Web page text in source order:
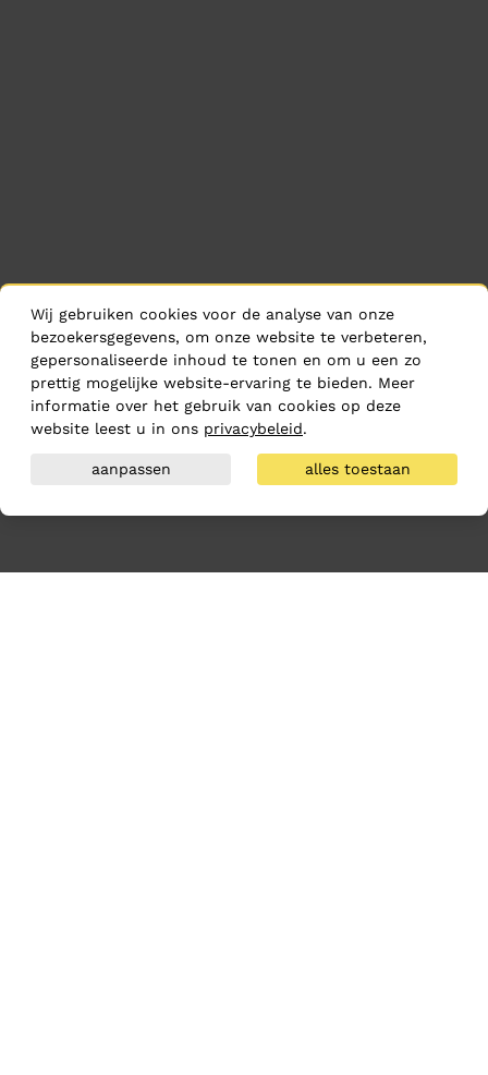
Wij gebruiken cookies voor de analyse van onze
bezoekersgegevens, om onze website te verbeteren,
gepersonaliseerde inhoud te tonen en om u een zo
prettig mogelijke website-ervaring te bieden. Meer
informatie over het gebruik van cookies op deze
website leest u in ons privacybeleid.
aanpassen alles toestaan